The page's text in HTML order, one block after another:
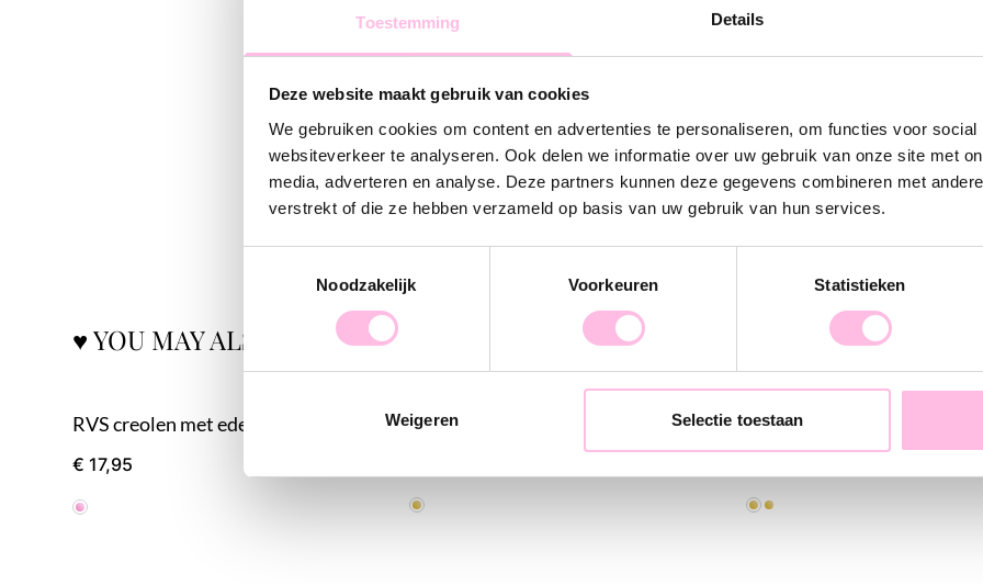
Toestemming Details
Deze website maakt gebruik van cookies
We gebruiken cookies om content en advertenties te personaliseren, om functies voor social
websiteverkeer te analyseren. Ook delen we informatie over uw gebruik van onze site met
media, adverteren en analyse. Deze partners kunnen deze gegevens combineren met
verstrekt of die ze hebben verzameld op basis van uw gebruik van hun services.
Noodzakelijk
Voorkeuren Statistieken
Weigeren Selectie toestaan
Hot item!
geven iedere
zodat deze
subtiele
recht komen.
♥ YOU MAY ALSO LOVE...
€ 17,95
RVS creolen met open zon
€ 19,95€ 17,95